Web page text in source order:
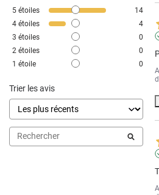
5 étoiles
14
4 étoiles
4
3 étoiles
0
2 étoiles
0
1 étoile 0
Trier les avis